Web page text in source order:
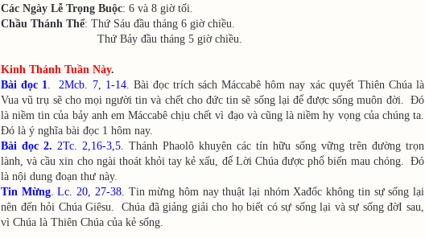
Các Ngày Lễ Trọng Buộc: 6 và 8 giờ tối.
Chầu Thánh Thể: Thứ Sáu đầu tháng 6 giờ chiều.
Thứ Bảy đầu tháng 5 giờ chiều.
Kinh Thánh Tuần Này.
Bài đọc 1
. 2Mcb. 7, 1-14. Bài đọc trích sách Máccabê hôm nay xác quyết Thiên Chúa là
Vua vũ trụ sẽ cho mọi người tin và chết cho đức tin sẽ sống lại để được sống muôn đời. Đó
là niềm tin của bảy anh em Máccabê chịu chết vì đạo và cũng là niềm hy vọng của chúng ta.
Đó là ý nghĩa bài đọc 1 hôm nay.
Bài đọc 2. 2Tc. 2,16-3,5.
Thánh Phaolô khuyên các tín hữu sống vững trên đường trọn
lành, và cầu xin cho ngài thoát khỏi tay kẻ xấu, để Lời Chúa được phổ biến mau chóng. Đó
là nội dung đoạn thư này.
Tin Mừng. Lc. 20, 27-38. Tin mừng hôm nay thuật lại nhóm Xađốc không tin sự sống lại
nên đến hỏi Chúa Giêsu. Chúa đã giảng giải cho họ biết có sự sống lại và sự sống đờI sau,
vì Chúa là Thiên Chúa của kẻ sống.